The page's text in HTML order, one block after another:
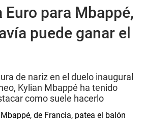
Euro para Mbappé,
puede ganar el
de nariz en el duelo inaugural
Kylian Mbappé ha tenido
como suele hacerlo